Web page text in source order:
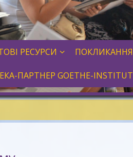
РЕСУРСИ ПОКЛИКАННЯ
ПАРТНЕР GOETHE-INSTITUT